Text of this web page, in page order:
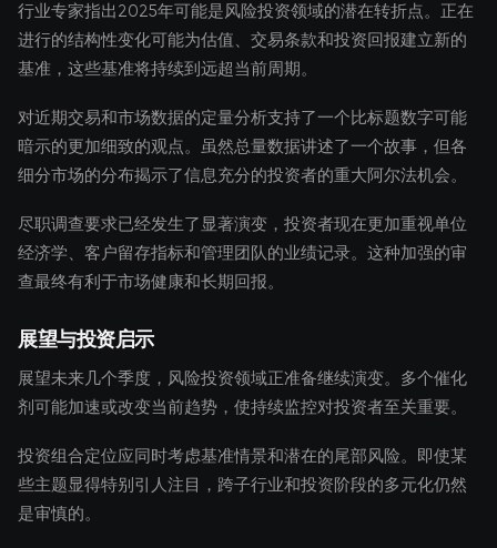
行业专家指出2025年可能是风险投资领域的潜在转折点。正在
进行的结构性变化可能为估值、交易条款和投资回报建立新的
基准，这些基准将持续到远超当前周期。
对近期交易和市场数据的定量分析支持了一个比标题数字可能
暗示的更加细致的观点。虽然总量数据讲述了一个故事，但各
细分市场的分布揭示了信息充分的投资者的重大阿尔法机会。
尽职调查要求已经发生了显著演变，投资者现在更加重视单位
经济学、客户留存指标和管理团队的业绩记录。这种加强的审
查最终有利于市场健康和长期回报。
展望与投资启示
展望未来几个季度，风险投资领域正准备继续演变。多个催化
剂可能加速或改变当前趋势，使持续监控对投资者至关重要。
投资组合定位应同时考虑基准情景和潜在的尾部风险。即使某
些主题显得特别引人注目，跨子行业和投资阶段的多元化仍然
是审慎的。